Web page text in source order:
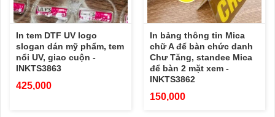
In tem DTF UV logo
slogan dán mỹ phẩm, tem
nổi UV, giao cuộn -
INKTS3863
425,000
In bảng thông tin Mica
chữ A để bàn chức danh
Chư Tăng, standee Mica
để bàn 2 mặt xem -
INKTS3862
150,000